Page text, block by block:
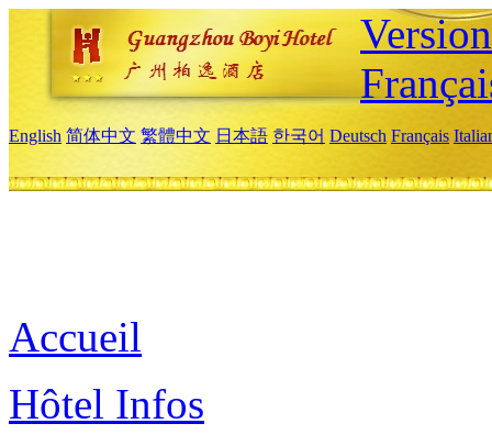
English 简体中文 繁體中文 日本語 한국어 Deutsch Français
Accueil
Hôtel Infos